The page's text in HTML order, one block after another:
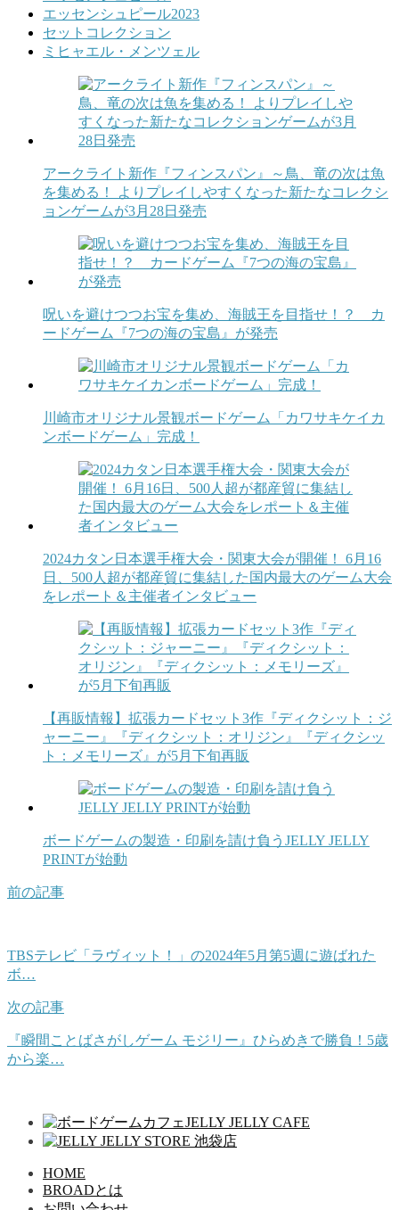
エッセンシュピール2023
セットコレクション
ミヒャエル・メンツェル
アークライト新作『フィンスパン』～鳥、竜の次は魚
を集める！ よりプレイしやすくなった新たなコレクシ
ョンゲームが3月28日発売
呪いを避けつつお宝を集め、海賊王を目指せ！？ カ
ードゲーム『7つの海の宝島』が発売
川崎市オリジナル景観ボードゲーム「カワサキケイカ
ンボードゲーム」完成！
2024カタン日本選手権大会・関東大会が開催！ 6月16
日、500人超が都産貿に集結した国内最大のゲーム大会
をレポート＆主催者インタビュー
【再販情報】拡張カードセット3作『ディクシット：ジ
ャーニー』『ディクシット：オリジン』『ディクシッ
ト：メモリーズ』が5月下旬再販
ボードゲームの製造・印刷を請け負うJELLY JELLY
PRINTが始動
前の記事
TBSテレビ「ラヴィット！」の2024年5月第5週に遊ばれた
ボ…
次の記事
『瞬間ことばさがしゲーム モジリー』ひらめきで勝負！5歳
から楽…
HOME
BROADとは